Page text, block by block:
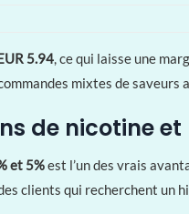
5.94, ce qui laisse une
mixtes de
de nicotine
et 5%est l’un des vrais
clients qui recherchent